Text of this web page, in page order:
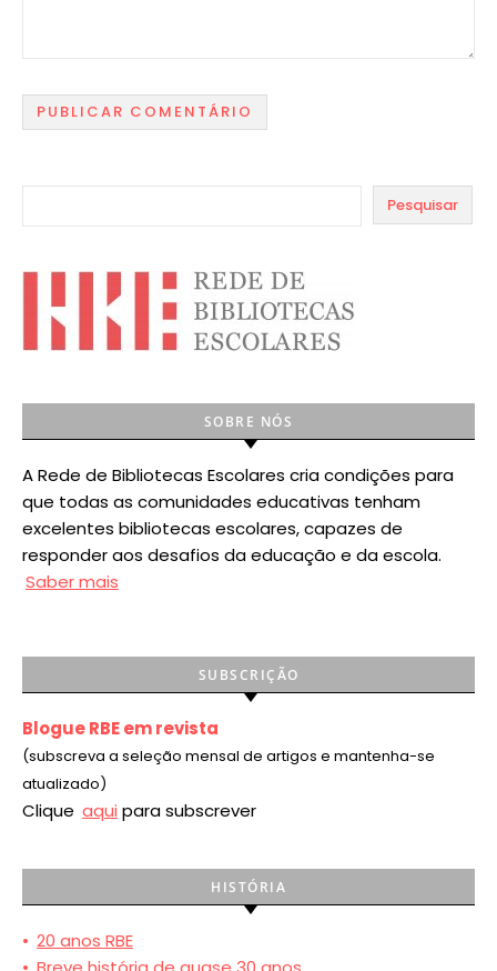
Pesquisar
SOBRE NÓS
A Rede de Bibliotecas Escolares cria condições para
que todas as comunidades educativas tenham
excelentes bibliotecas escolares, capazes de
responder aos desafios da educação e da escola.
Saber mais
SUBSCRIÇÃO
Blogue RBE em revista
(subscreva a seleção mensal de artigos e mantenha-se
atualizado)
Clique aqui para subscrever
HISTÓRIA
• 20 anos RBE